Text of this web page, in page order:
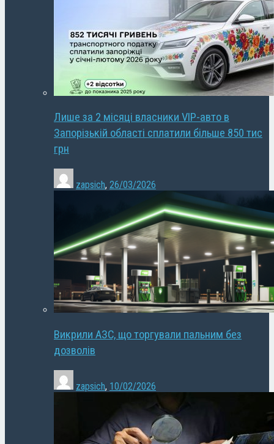
Лише за 2 місяці власники VIP-авто в
Запорізькій області сплатили більше 850 тис
грн
zapsich, 26/03/2026
Викрили АЗС, що торгували пальним без
дозволів
zapsich, 10/02/2026